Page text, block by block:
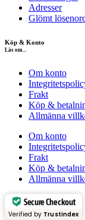
Adresser
Glömt
Köp & Konto
Läs om...
Om konto
Frakt
Köp &
Allmänna
Om konto
Frakt
Köp &
Allmänna
Secure Checkout
Verified by Trustindex